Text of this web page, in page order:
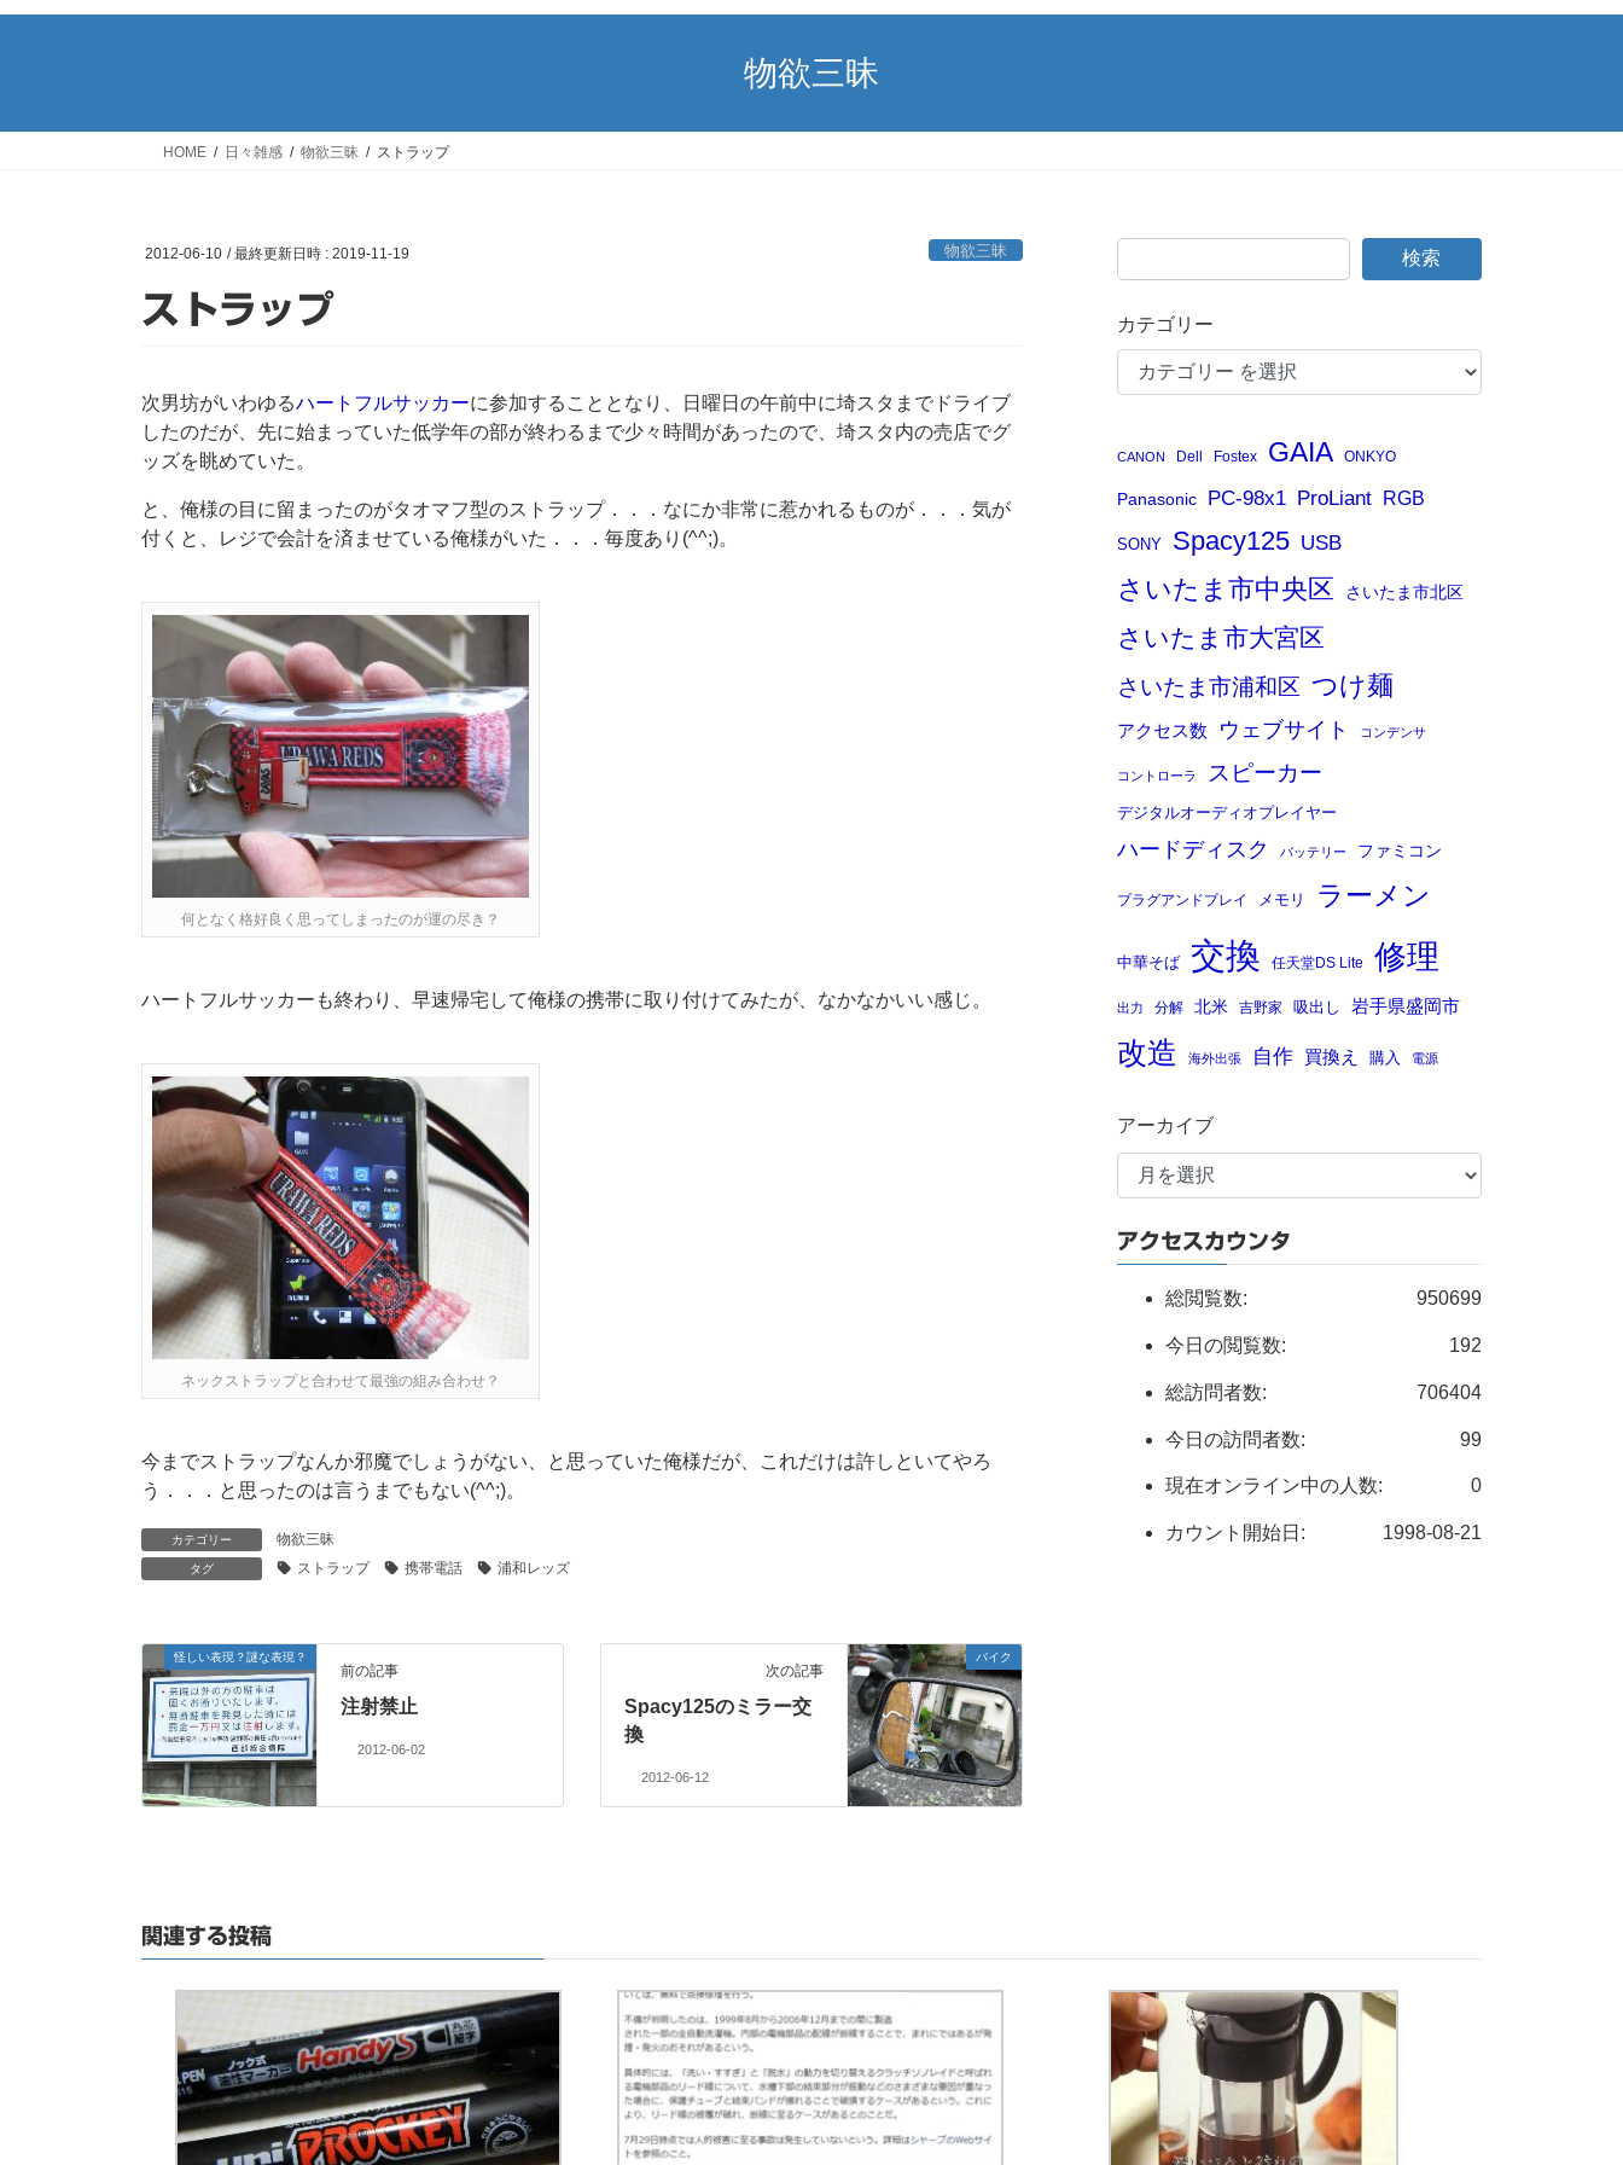
物欲三昧
HOME 日々雑感 物欲三昧 ストラップ
2012-06-10 / 最終更新日時 : 2019-11-19 物欲三昧
ストラップ
次男坊がいわゆるハートフルサッカーに参加することとなり、日曜日の午前中に埼スタまでドライブ
したのだが、先に始まっていた低学年の部が終わるまで少々時間があったので、埼スタ内の売店でグ
ッズを眺めていた。
と、俺様の目に留まったのがタオマフ型のストラップ．．．なにか非常に惹かれるものが．．．気が
付くと、レジで会計を済ませている俺様がいた．．．毎度あり(^^;)。
何となく格好良く思ってしまったのが運の尽き？
ハートフルサッカーも終わり、早速帰宅して俺様の携帯に取り付けてみたが、なかなかいい感じ。
ネックストラップと合わせて最強の組み合わせ？
今までストラップなんか邪魔でしょうがない、と思っていた俺様だが、これだけは許しといてやろ
う．．．と思ったのは言うまでもない(^^;)。
カテゴリー 物欲三昧
タグ ストラップ 携帯電話 浦和レッズ
怪しい表現？謎な表現？
前の記事
注射禁止
2012-06-02
バイク
次の記事
Spacy125のミラー交
換
2012-06-12
検索
カテゴリー
CANON Dell Fostex GAIA ONKYO
Panasonic PC-98x1 ProLiant RGB
SONY Spacy125 USB
さいたま市中央区 さいたま市北区
さいたま市大宮区
さいたま市浦和区 つけ麺
アクセス数 ウェブサイト コンデンサ
コントローラ スピーカー
デジタルオーディオプレイヤー
ハードディスク バッテリー ファミコン
プラグアンドプレイ メモリ ラーメン
中華そば 交換 任天堂DS Lite 修理
出力 分解 北米 吉野家 吸出し 岩手県盛岡市
改造 海外出張 自作 買換え 購入 電源
アーカイブ
アクセスカウンタ
950699
総閲覧数:
192
今日の閲覧数:
706404
総訪問者数:
99
今日の訪問者数:
0
現在オンライン中の人数:
1998-08-21
カウント開始日:
関連する投稿